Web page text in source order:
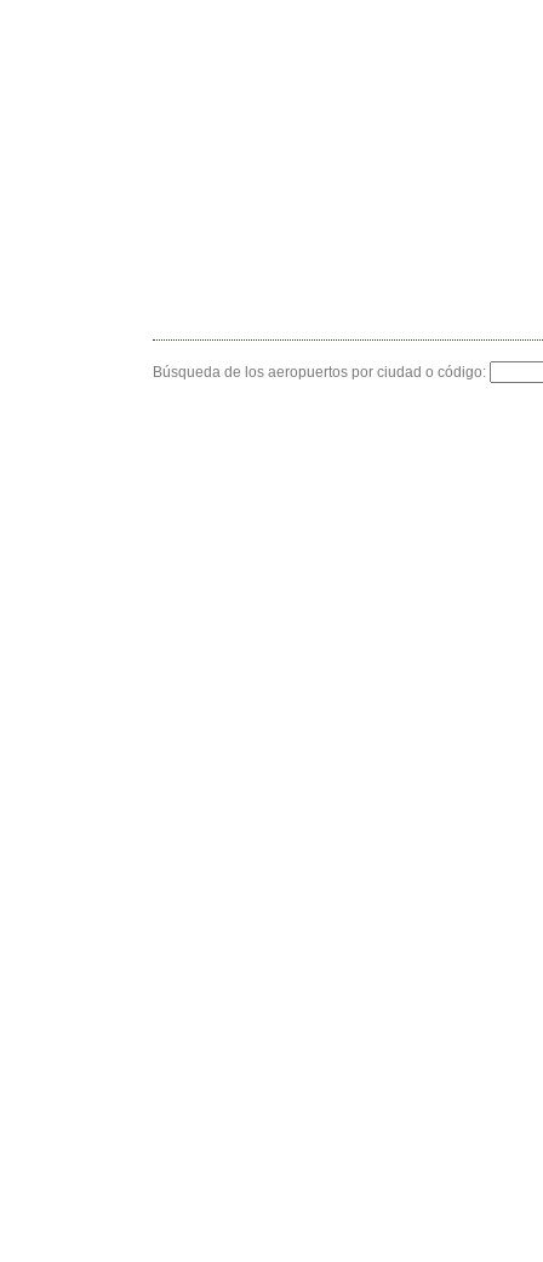
Búsqueda de los aeropuertos por ciudad o código: